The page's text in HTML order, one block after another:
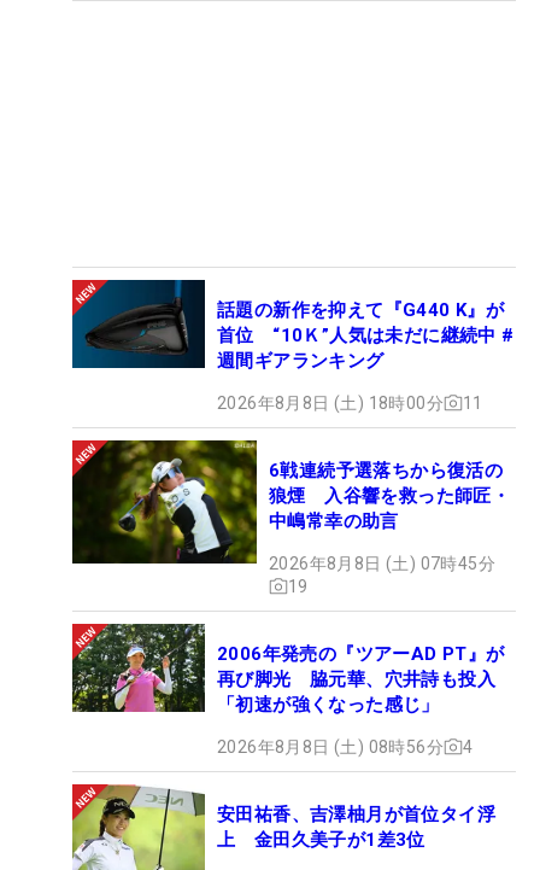
話題の新作を抑えて『G440 K』が
首位 “10Ｋ”人気は未だに継続中 #
週間ギアランキング
2026年8月8日 (土) 18時00分 11
6戦連続予選落ちから復活の
狼煙 入谷響を救った師匠・
中嶋常幸の助言
2026年8月8日 (土) 07時45分
19
2006年発売の『ツアーAD PT』が
再び脚光 脇元華、穴井詩も投入
「初速が強くなった感じ」
2026年8月8日 (土) 08時56分 4
安田祐香、吉澤柚月が首位タイ浮
上 金田久美子が1差3位